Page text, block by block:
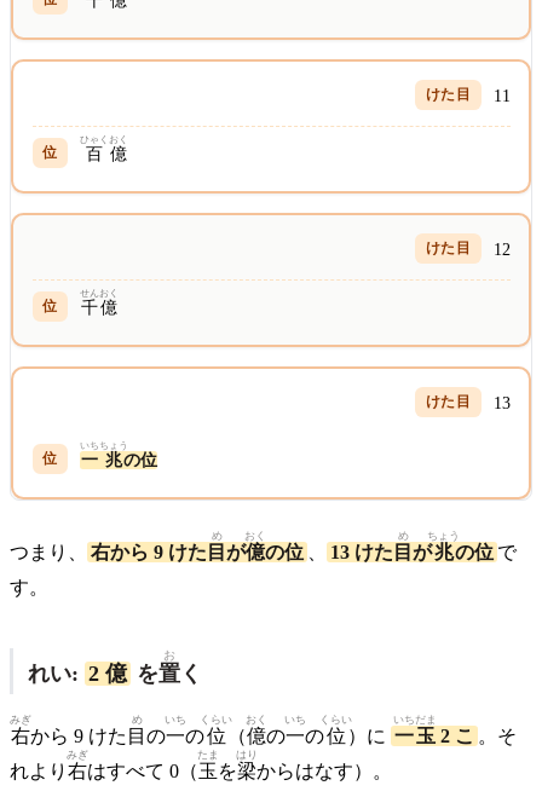
11
百
ひゃく
億
おく
12
千
せん
億
おく
13
一
いち
兆
ちょう
の位
つまり、 右から 9 けた 目
め
が億
おく
の位 13 けた 目
め
が兆
ちょう
の位 で
す。
れい: 2 億 を置
お
く
右
みぎ
から 9 けた 目
め
の一
いち
の位
くらい
（億
おく
の一
いち
の位
くらい
）に 一玉
いちだま
2 こ 。そ
れより 右
みぎ
はすべて 0（玉
たま
を梁
はり
からはなす）。